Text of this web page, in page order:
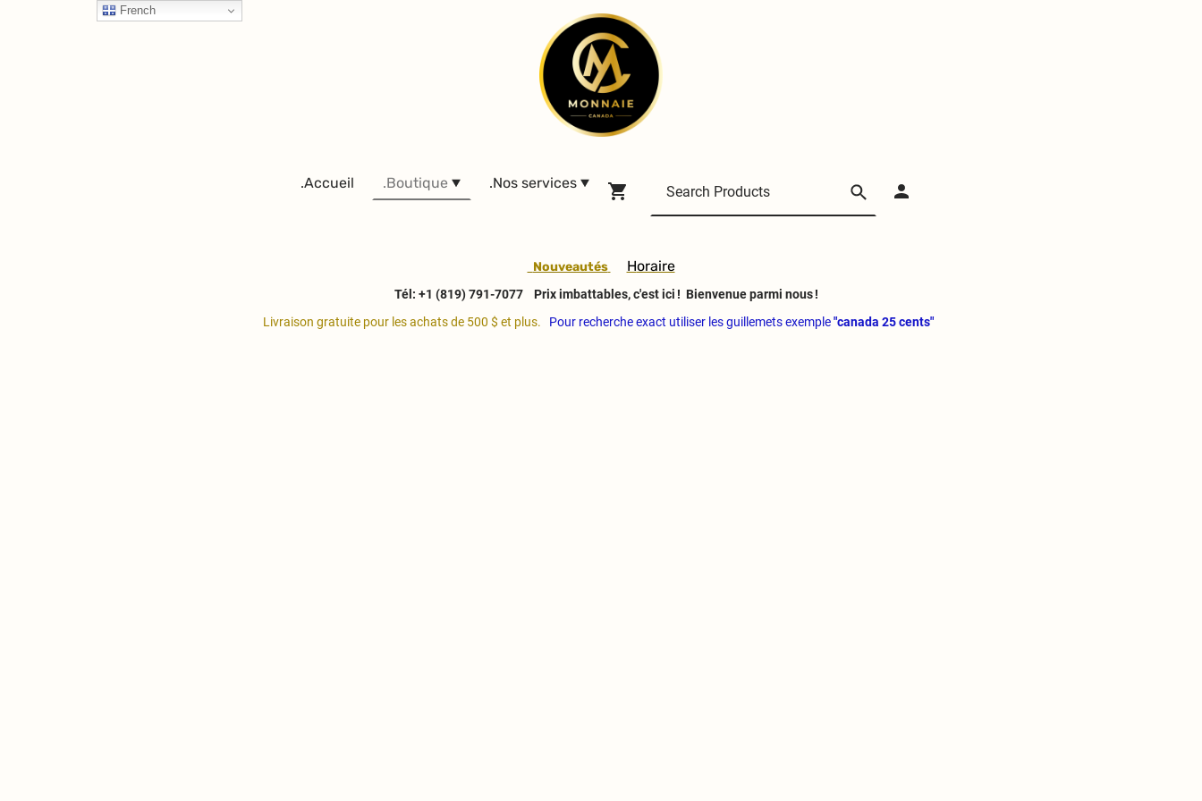
.Accueil .Boutique .Nos services
Nouveautés Horaire
Tél: +1 (819) 791-7077
Prix imbattables, c'est ici ! Bienvenue parmi nous !
Livraison gratuite pour les achats de 500 $ et plus.
Pour recherche exact utiliser les guillemets exemple"canada 25 cents"
French